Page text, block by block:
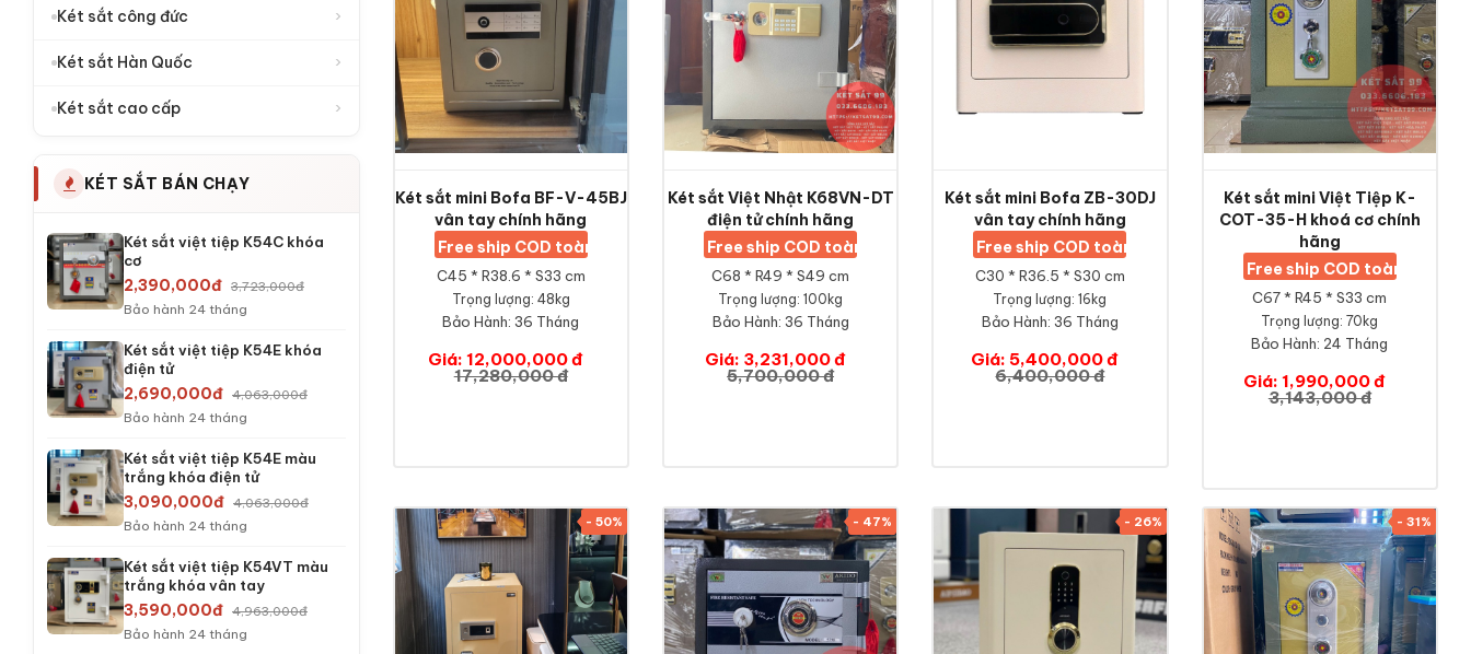
Két sắt công đức ›
Két sắt Hàn Quốc ›
Két sắt cao cấp ›
KÉT SẮT BÁN CHẠY
Két sắt việt tiệp K54C khóa
cơ
2,390,000đ 3,723,000đ
Bảo hành 24 tháng
Két sắt việt tiệp K54E khóa
điện tử
2,690,000đ 4,063,000đ
Bảo hành 24 tháng
Két sắt việt tiệp K54E màu
trắng khóa điện tử
3,090,000đ 4,063,000đ
Bảo hành 24 tháng
Két sắt việt tiệp K54VT màu
trắng khóa vân tay
3,590,000đ 4,963,000đ
Bảo hành 24 tháng
Két sắt mini Bofa BF-V-45BJ
vân tay chính hãng
Free ship COD toàn quốc
C45 * R38.6 * S33 cm
Trọng lượng: 48kg
Bảo Hành: 36 Tháng
Giá: 12,000,000 đ
17,280,000 đ
Két sắt Việt Nhật K68VN-DT
điện tử chính hãng
Free ship COD toàn quốc
C68 * R49 * S49 cm
Trọng lượng: 100kg
Bảo Hành: 36 Tháng
Giá: 3,231,000 đ
5,700,000 đ
Két sắt mini Bofa ZB-30DJ
vân tay chính hãng
Free ship COD toàn quốc
C30 * R36.5 * S30 cm
Trọng lượng: 16kg
Bảo Hành: 36 Tháng
Giá: 5,400,000 đ
6,400,000 đ
Két sắt mini Việt Tiệp K-
COT-35-H khoá cơ chính
hãng
Free ship COD toàn quốc
C67 * R45 * S33 cm
Trọng lượng: 70kg
Bảo Hành: 24 Tháng
Giá: 1,990,000 đ
3,143,000 đ
- 50% - 47% - 26% - 31%